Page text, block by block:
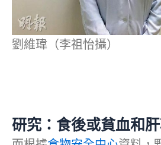
劉維瑋（李祖怡攝）
研究：食後或貧血和